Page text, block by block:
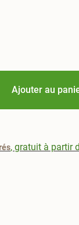
Ajouter au
, gratuit à partir